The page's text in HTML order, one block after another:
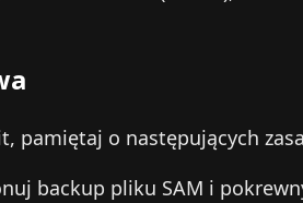
pamiętaj o następujących
backup pliku SAM i